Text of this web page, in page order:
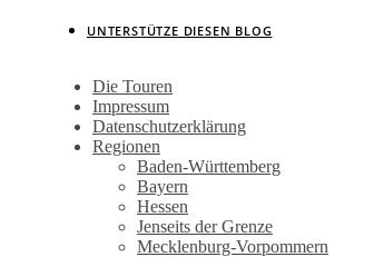
UNTERSTÜTZE DIESEN BLOG
Die Touren
Impressum
Datenschutzerklärung
Regionen
Baden-Württemberg
Bayern
Hessen
Jenseits der Grenze
Mecklenburg-Vorpommern